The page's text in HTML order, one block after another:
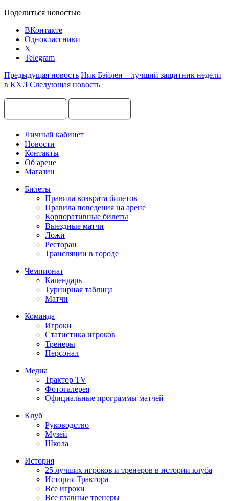
Поделиться новостью
ВКонтакте
Одноклассники
X
Telegram
Предыдущая новость Ник Бэйлен – лучший защитник недели
в КХЛ Следующая новость
Личный кабинет
Новости
Контакты
Об арене
Магазин
Билеты
Правила возврата билетов
Правила поведения на арене
Корпоративные билеты
Выездные матчи
Ложи
Ресторан
Трансляции в городе
Чемпионат
Календарь
Турнирная таблица
Матчи
Команда
Игроки
Статистика игроков
Тренеры
Персонал
Медиа
Трактор TV
Фотогалерея
Официальные программы матчей
Клуб
Руководство
Музей
Школа
История
25 лучших игроков и тренеров в истории клуба
История Трактора
Все игроки
Все главные тренеры